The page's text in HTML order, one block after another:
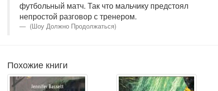
футбольный матч. Так что мальчику предстоял
непростой разговор с тренером.
(Шоу Должно Продолжаться)
Похожие книги